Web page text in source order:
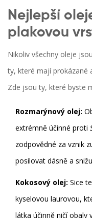
Nejlepší
plakovou
Nikoliv všechny oleje
ty, které mají prokázané
Zde jsou ty, které byste
Rozmarýnový olej:
extrémně účinné proti
zodpovědné za vznik
posilovat dásně a
Kokosový olej: Sice
kyselovou laurovou,
látka účinně ničí obaly